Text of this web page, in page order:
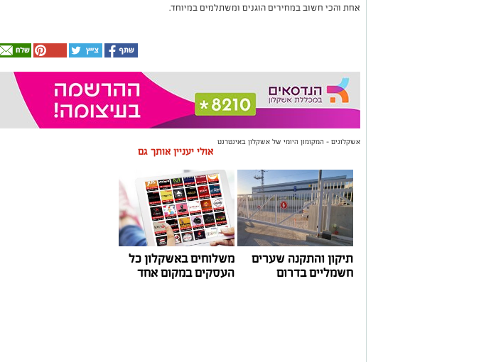
אחת והכי חשוב במחירים הוגנים ומשתלמים במיוחד.
אשקלונים - המקומון היומי של אשקלון באינטרנט
אולי יעניין אותך גם
תיקון והתקנה שערים
חשמליים בדרום
משלוחים באשקלון כל
העסקים במקום אחד